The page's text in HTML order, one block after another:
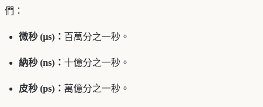
們：
微秒 (µs)： 百萬分之一秒。
納秒 (ns)： 十億分之一秒。
皮秒 (ps)： 萬億分之一秒。